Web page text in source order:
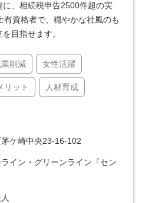
、相続税申告2500件超の実
資格者で、穏やかな社風のも
目指せます。
削減 女性活躍
リット 人材育成
ケ崎中央23-16-102
イン・グリーンライン『セン